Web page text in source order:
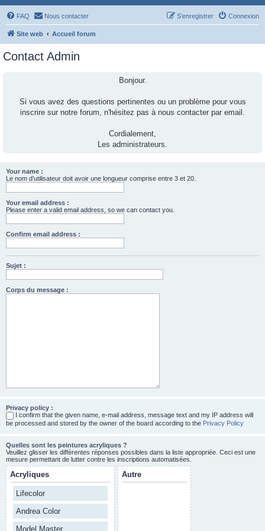
FAQ Nous contacter Connexion
S’enregistrer
Site web Accueil forum
Contact Admin
Bonjour.
Si vous avez des questions pertinentes ou un problème pour vous
inscrire sur notre forum, n'hésitez pas à nous contacter par email.
Cordialement,
Les administrateurs.
Your name :
Le nom d’utilisateur doit avoir une longueur comprise entre 3 et 20.
Your email address :
Please enter a valid email address, so we can contact you.
Confirm email address :
Sujet :
Corps du message :
Privacy policy :
I confirm that the given name, e-mail address, message text and my IP address will
be processed and stored by the owner of the board according to the Privacy Policy
Quelles sont les peintures acryliques ?
Veuillez glisser les différentes réponses possibles dans la liste appropriée. Ceci est une
mesure permettant de lutter contre les inscriptions automatisées.
Acryliques
Lifecolor
Andrea Color
Model Master
Autre